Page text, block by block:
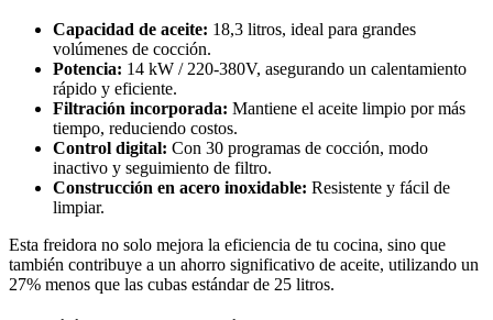
Capacidad de aceite: 18,3 litros, ideal para grandes
volúmenes de cocción.
Potencia: 14 kW / 220-380V, asegurando un calentamiento
rápido y eficiente.
Filtración incorporada: Mantiene el aceite limpio por más
tiempo, reduciendo costos.
Control digital: Con 30 programas de cocción, modo
inactivo y seguimiento de filtro.
Construcción en acero inoxidable: Resistente y fácil de
limpiar.
Esta freidora no solo mejora la eficiencia de tu cocina, sino que
también contribuye a un ahorro significativo de aceite, utilizando un
27% menos que las cubas estándar de 25 litros.